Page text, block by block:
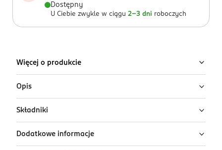
Dostępny
U Ciebie zwykle w ciągu 2-3 dni roboczych
Więcej o produkcie
Opis
Lakier klasyczny Semilac w odcieniu Classic
Black
Składniki
Ingredients: Butyl Acetate, Ethyl Acetate, Nitrocellulose,
Adipic Acid/Neopentyl Glycol/Trimellitic Anhydride
Dodatkowe informacje